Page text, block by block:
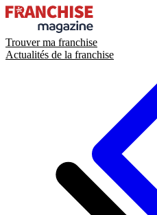
Trouver ma franchise
Actualités de la franchise